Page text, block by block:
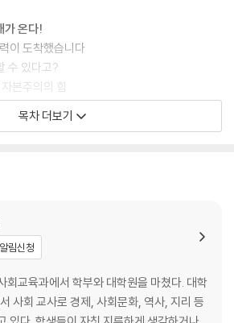
가 온다!
이 도착했습니다
수 있다고?
본주의의 힘
까 VS 의욕이 생길까 - 기본소득을 둘러싼 찬
을 도울 수 있을까? - 기본소득을 둘러싼 찬반
분할까 VS 부족할까 - 기본소득을 둘러싼 찬반
어떻게 변할까?
목차 더보기
림신청
회교육과에서 학부와 대학원을 마쳤다. 대학
사회 교사로 경제, 사회문화, 역사, 지리 등